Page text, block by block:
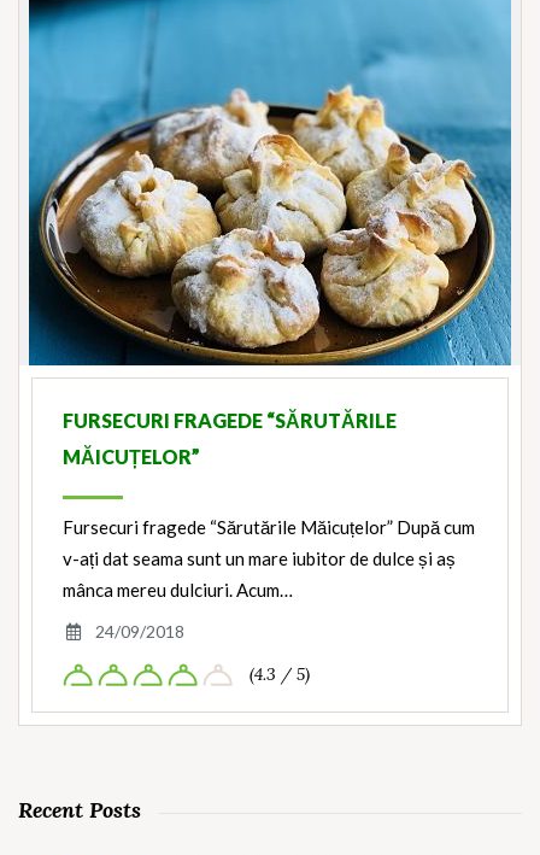
FURSECURI FRAGEDE “SĂRUTĂRILE
MĂICUȚELOR”
Fursecuri fragede “Sărutările Măicuțelor” După cum
v-ați dat seama sunt un mare iubitor de dulce și aș
mânca mereu dulciuri. Acum…
24/09/2018
(4.3 / 5)
Recent Posts